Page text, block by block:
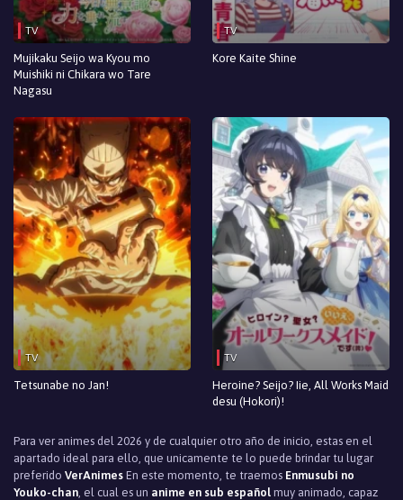
Episodio 2
Episodio 1
TV
Mujikaku Seijo wa Kyou mo
Muishiki ni Chikara wo Tare
Nagasu
TV
Kore Kaite Shine
TV
Tetsunabe no Jan!
TV
Heroine? Seijo? Iie, All Works Maid
desu (Hokori)!
Para ver animes del 2026 y de cualquier otro año de inicio, estas en el
apartado ideal para ello, que unicamente te lo puede brindar tu lugar
preferido VerAnimes En este momento, te traemos Enmusubi no
Youko-chan , el cual es un anime en sub español muy animado, capaz